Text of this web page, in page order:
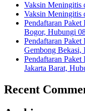
Vaksin Meningitis
Vaksin Meningitis
Pendaftaran
Bogor, Hubungi
Pendaftaran
Gembong Bekasi,
Pendaftaran
Jakarta Barat,
Recent